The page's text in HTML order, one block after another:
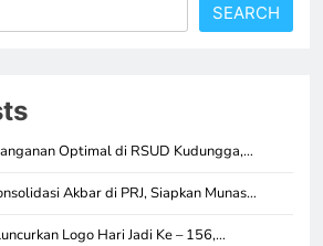
SEARCH
Optimal di RSUD Kudungga,…
Akbar di PRJ, Siapkan Munas…
Logo Hari Jadi Ke – 156,…